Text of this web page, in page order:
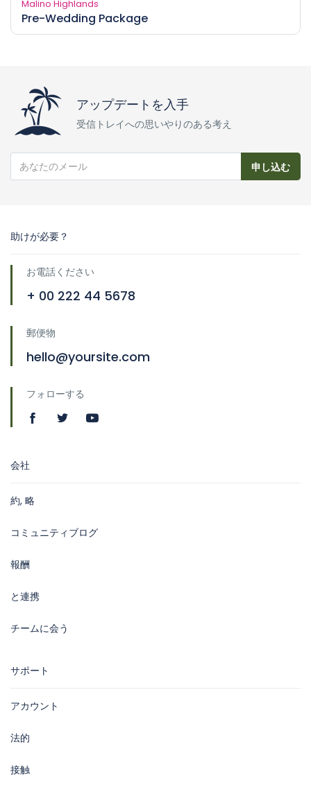
Malino Highlands
Pre-Wedding Package
アップデートを入手
受信トレイへの思いやりのある考え
申し込む
助けが必要？
お電話ください
+ 00 222 44 5678
郵便物
hello@yoursite.com
フォローする
会社
約, 略
コミュニティブログ
報酬
と連携
チームに会う
サポート
アカウント
法的
接触